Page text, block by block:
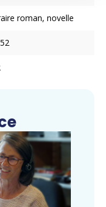
roman, novelle